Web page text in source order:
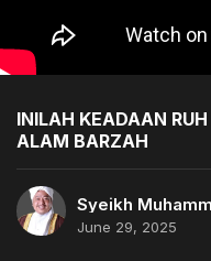
INILAH KEADAAN
ALAM BARZAH
Syeikh
June 29, 2025